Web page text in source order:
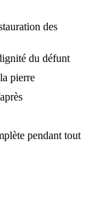
des
du défunt
pierre
pendant tout